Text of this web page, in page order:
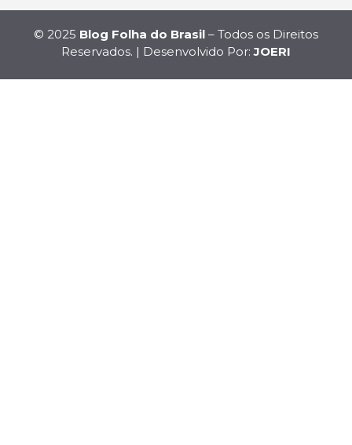
© 2025 Blog Folha do Brasil – Todos os Direitos
Reservados. | Desenvolvido Por:JOERI